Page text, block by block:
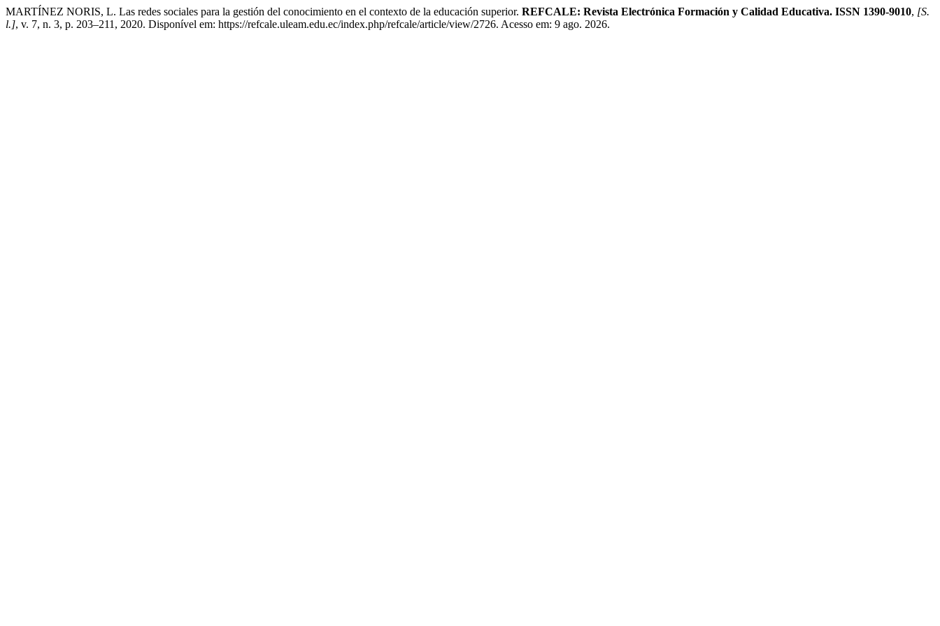
MARTÍNEZ NORIS, L. Las redes sociales para la gestión del conocimiento en el contexto de la educación superior. REFCALE: Revista Electrónica Formación y Calidad Educativa. ISSN 1390-9010, [S.
l.], v. 7, n. 3, p. 203–211, 2020. Disponível em: https://refcale.uleam.edu.ec/index.php/refcale/article/view/2726. Acesso em: 9 ago. 2026.